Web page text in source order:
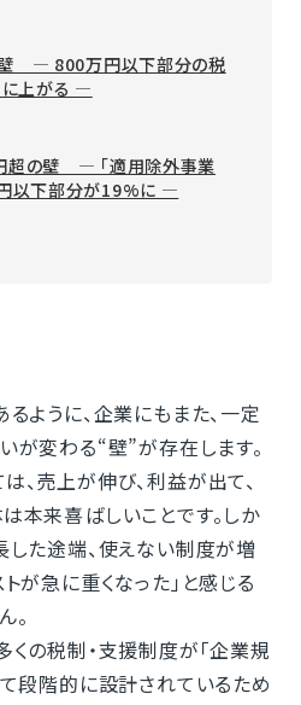
― 800万円以下部分の税
上がる ―
超の壁 ― 「適用除外事業
以下部分が19%に ―
ように、企業にもまた、一定
が変わる“壁”が存在します。
、売上が伸び、利益が出て、
本来喜ばしいことです。しか
した途端、使えない制度が増
が急に重くなった」と感じる
。
の税制・支援制度が「企業規
て段階的に設計されているため